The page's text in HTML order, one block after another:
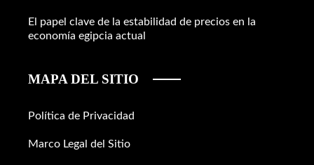
El papel clave de la estabilidad de precios en la
economía egipcia actual
MAPA DEL SITIO
Política de Privacidad
Marco Legal del Sitio